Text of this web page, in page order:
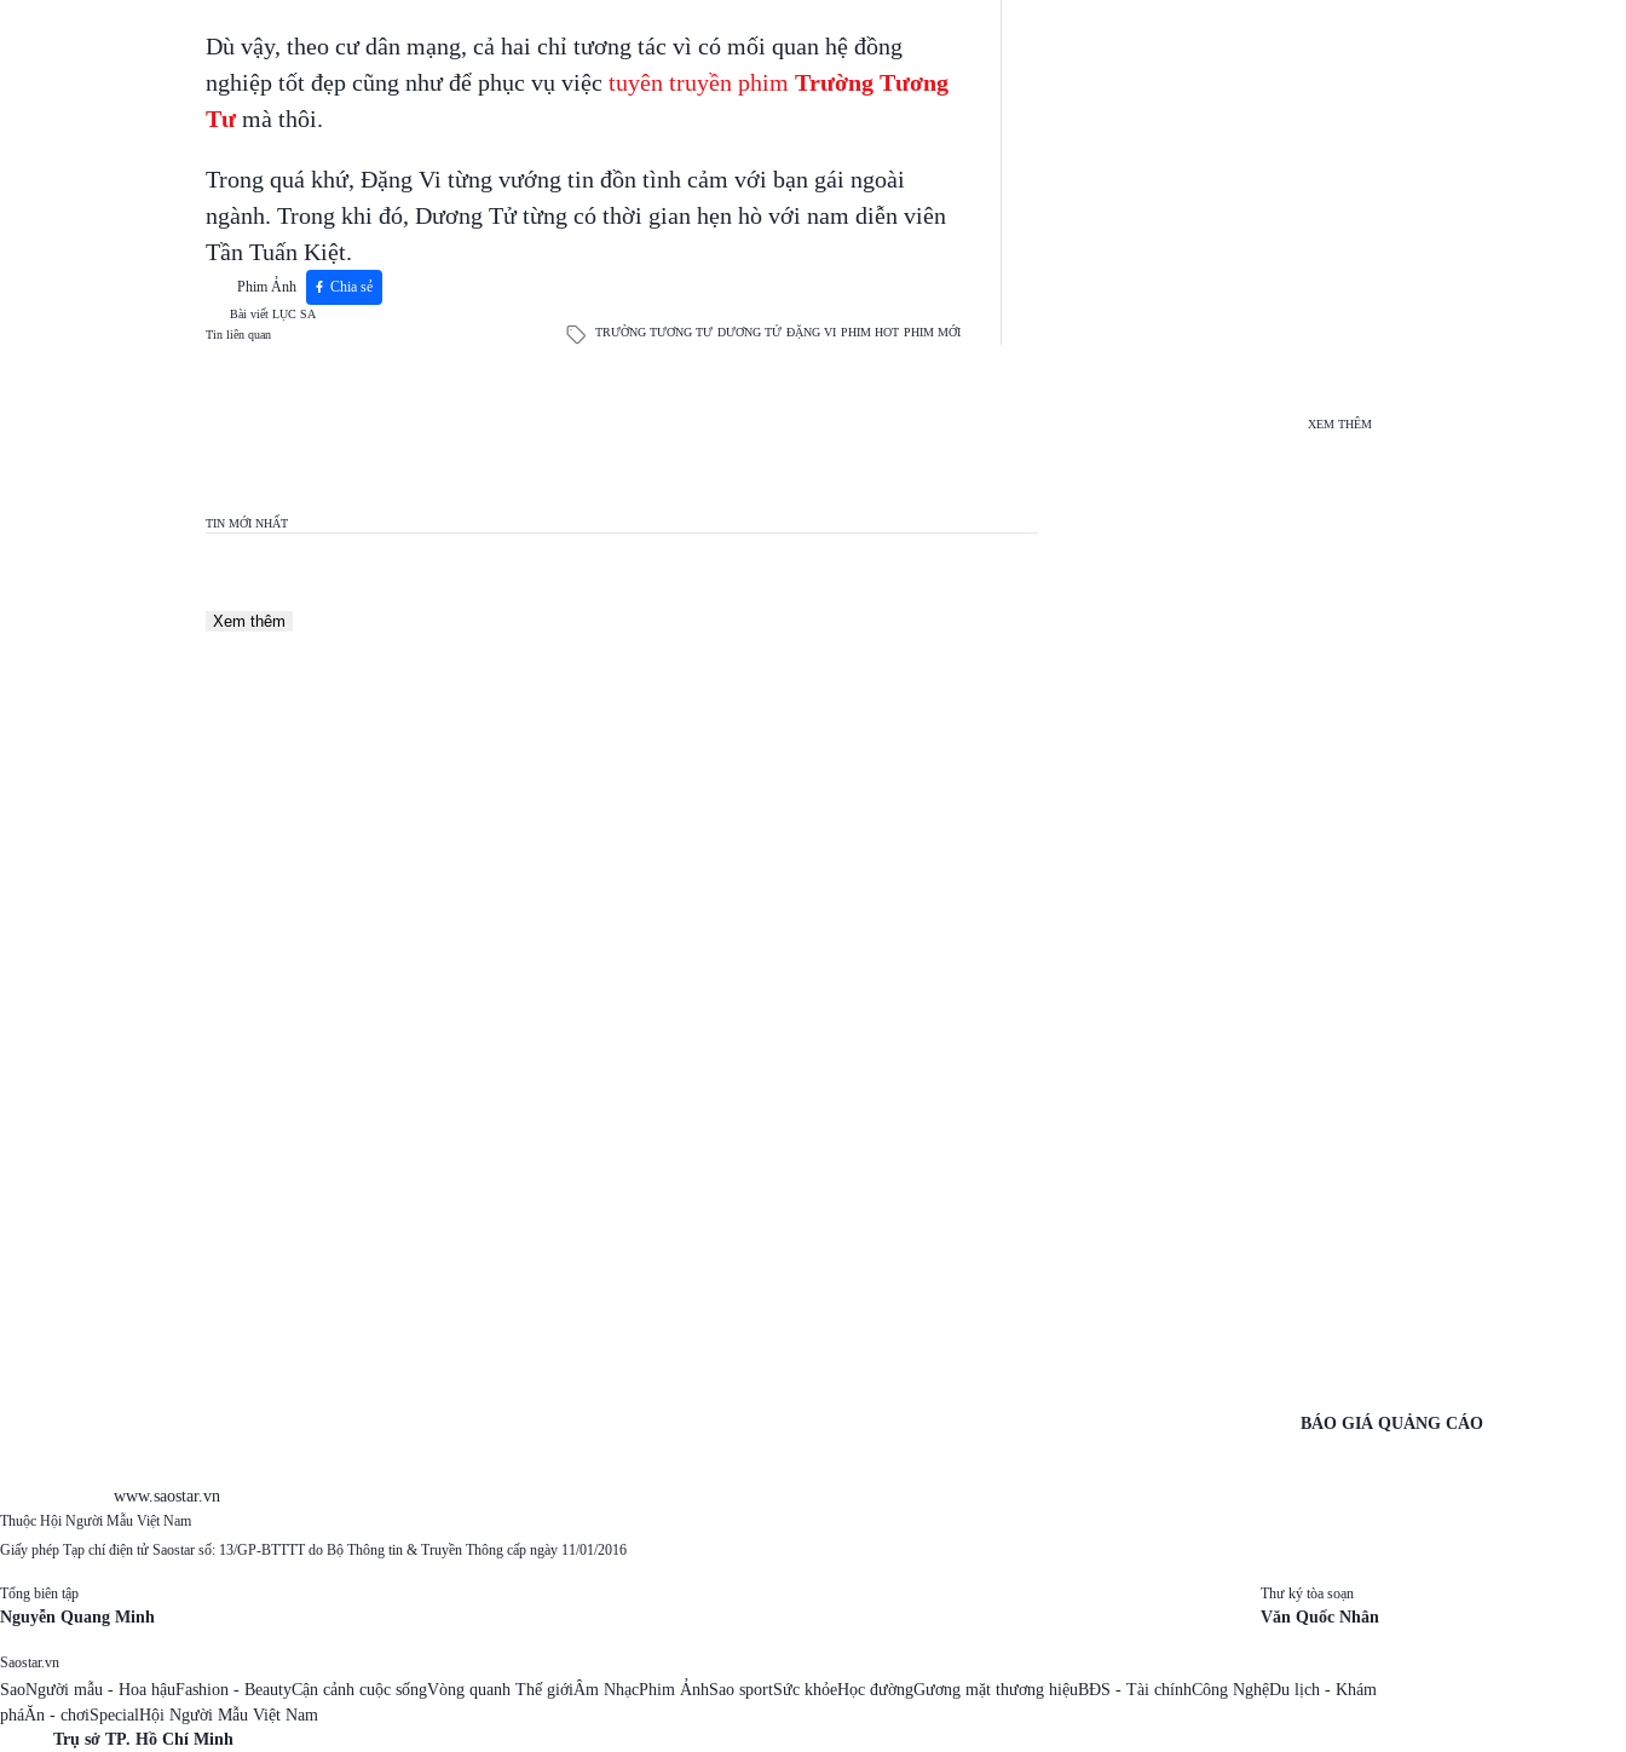
Dù vậy, theo cư dân mạng, cả hai chỉ tương tác vì có mối quan hệ đồng
nghiệp tốt đẹp cũng như để phục vụ việc tuyên truyền phim Trường Tương
Tưmà thôi.
Trong quá khứ, Đặng Vi từng vướng tin đồn tình cảm với bạn gái ngoài
ngành. Trong khi đó, Dương Tử từng có thời gian hẹn hò với nam diễn viên
Tần Tuấn Kiệt.
Phim Ảnh Chia sẻ
Bài viết LỤC SA
Tin liên quan
TRƯỜNG TƯƠNG TƯ DƯƠNG TỬ ĐẶNG VI PHIM HOT PHIM MỚI
XEM THÊM
TIN MỚI NHẤT
Xem thêm
www.saostar.vn
BÁO GIÁ QUẢNG CÁO
Thuộc Hội Người Mẫu Việt Nam
Giấy phép Tạp chí điện tử Saostar số: 13/GP-BTTTT do Bộ Thông tin & Truyền Thông cấp ngày 11/01/2016
Tổng biên tập
Nguyễn Quang Minh
Thư ký tòa soạn
Văn Quốc Nhân
Saostar.vn
SaoNgười mẫu - Hoa hậuFashion - BeautyCận cảnh cuộc sốngVòng quanh Thế giớiÂm NhạcPhim ẢnhSao sportSức khỏeHọc đườngGương mặt thương hiệuBĐS - Tài chínhCông NghệDu lịch - Khám
pháĂn - chơiSpecialHội Người Mẫu Việt Nam
Trụ sở TP. Hồ Chí Minh